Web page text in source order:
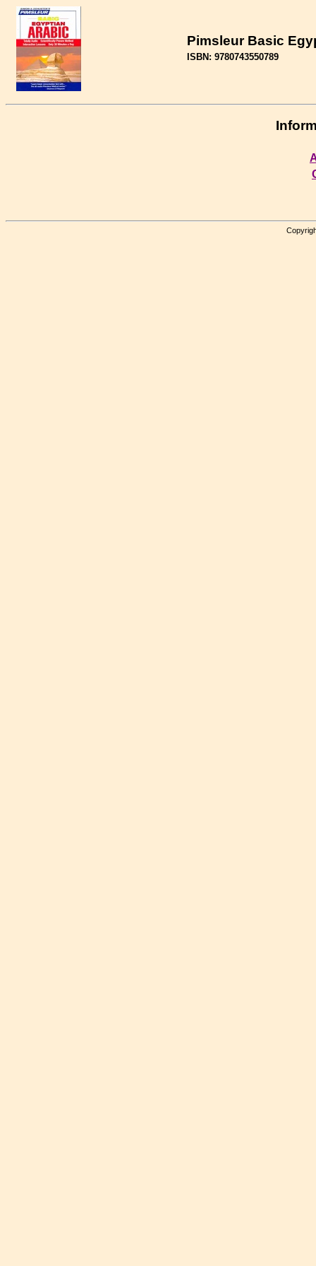
Pimsleur Basic
ISBN: 9780743550789